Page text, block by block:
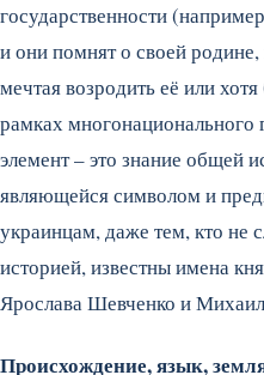
государственности
и они помнят о своей
мечтая возродить её или
рамках многонационального
элемент – это знание общей
являющейся символом и
украинцам, даже тем, кто не
историей, известны имена
Ярослава Шевченко и
Происхождение, язык,